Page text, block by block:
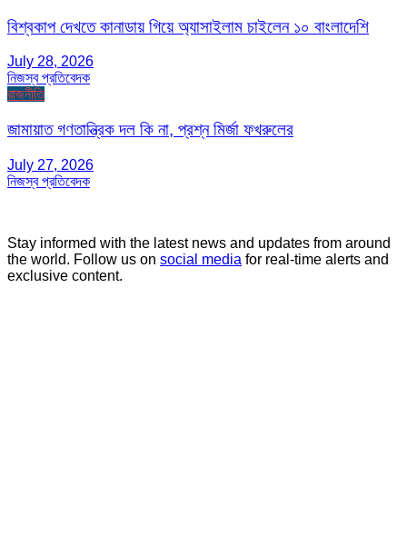
বিশ্বকাপ দেখতে কানাডায় গিয়ে অ্যাসাইলাম চাইলেন ১০ বাংলাদেশি
July 28, 2026
নিজস্ব প্রতিবেদক
রাজনীতি
জামায়াত গণতান্ত্রিক দল কি না, প্রশ্ন মির্জা ফখরুলের
July 27, 2026
নিজস্ব প্রতিবেদক
Stay informed with the latest news and updates from around
the world. Follow us on social media for real-time alerts and
exclusive content.